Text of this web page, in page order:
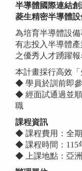
半導體國際連結
菱生精密半導體
為培育半導體設
有志投入半導體
之優秀人才踴躍報
本計畫採行高效
◆ 學員於訓前即
◆ 經面試通過並
職
課程資訊
◆ 課程費用：全
◆ 課程時間：115
◆ 上課地點：亞